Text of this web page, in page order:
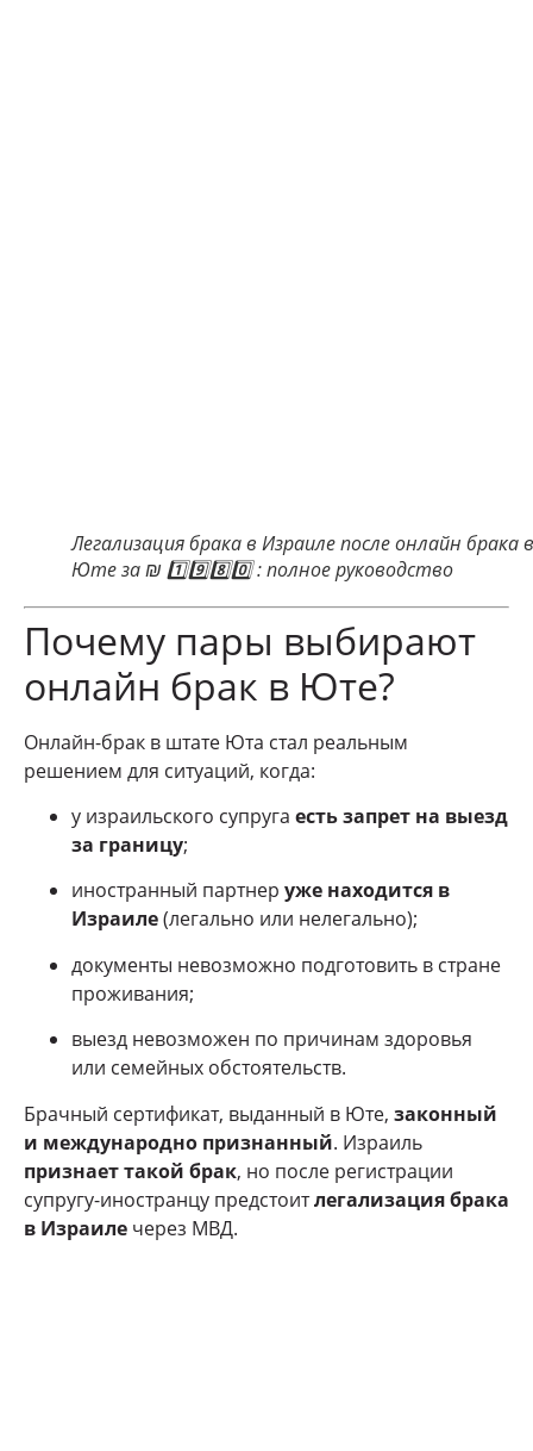
Легализация брака в Израиле после онлайн брака в
Юте за ₪ 1️⃣9️⃣8️⃣0️⃣ : полное руководство
Почему пары выбирают
онлайн брак в Юте?
Онлайн-брак в штате Юта стал реальным
решением для ситуаций, когда:
у израильского супруга есть запрет на выезд
за границу;
иностранный партнер уже находится в
Израиле(легально или нелегально);
документы невозможно подготовить в стране
проживания;
выезд невозможен по причинам здоровья
или семейных обстоятельств.
Брачный сертификат, выданный в Юте, законный
и международно признанный. Израиль
признает такой брак, но после регистрации
супругу-иностранцу предстоитлегализация брака
в Израиле через МВД.